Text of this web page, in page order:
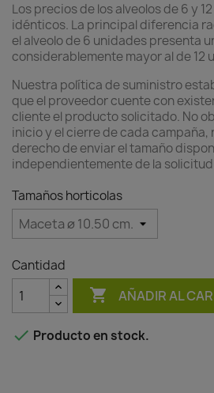
Los precios de los alveolos de 6 y
idénticos. La principal diferencia
el alveolo de 6 unidades presenta
considerablemente mayor al de 12
Nuestra política de suministro
que el proveedor cuente con
cliente el producto solicitado. No
inicio y el cierre de cada campaña,
derecho de enviar el tamaño
independientemente de la
Tamaños horticolas
Cantidad
 AÑADIR AL
 Producto en stock.